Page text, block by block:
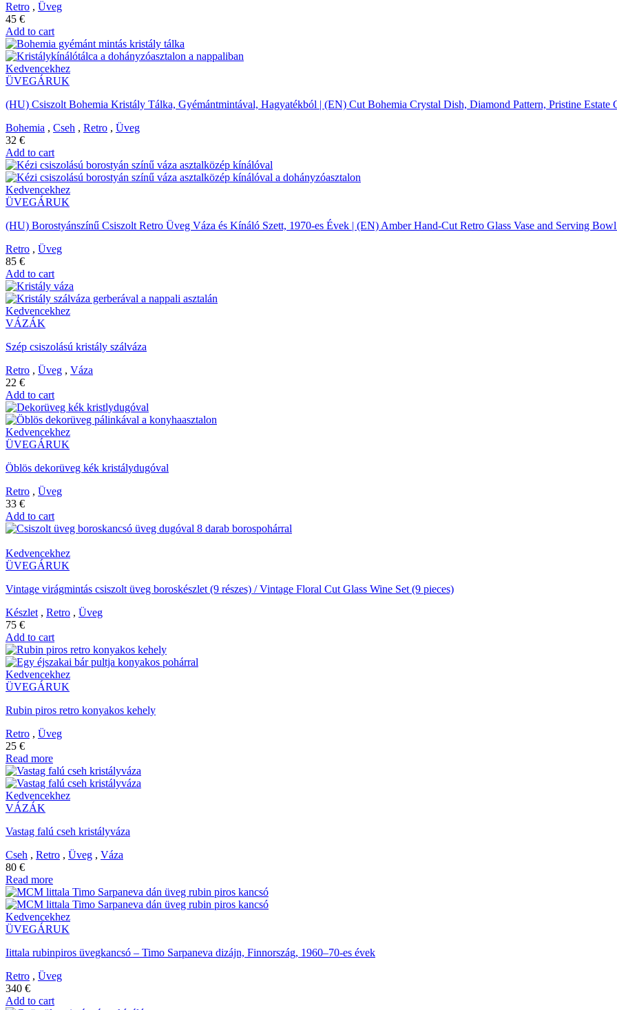
Retro , Üveg
45 €
Add to cart
Kedvencekhez
ÜVEGÁRUK
(HU) Csiszolt Bohemia Kristály Tálka, Gyémántmintával, Hagyatékból | (EN) Cut Bohemia Crystal Dish, Diamond Pattern, Pristine Estate
Bohemia , Cseh , Retro , Üveg
32 €
Add to cart
Kedvencekhez
ÜVEGÁRUK
(HU) Borostyánszínű Csiszolt Retro Üveg Váza és Kínáló Szett, 1970-es Évek | (EN) Amber Hand-Cut Retro Glass Vase and Serving
Retro , Üveg
85 €
Add to cart
Kedvencekhez
VÁZÁK
Szép csiszolású kristály szálváza
Retro , Üveg , Váza
22 €
Add to cart
Kedvencekhez
ÜVEGÁRUK
Öblös dekorüveg kék kristálydugóval
Retro , Üveg
33 €
Add to cart
Kedvencekhez
ÜVEGÁRUK
Vintage virágmintás csiszolt üveg boroskészlet (9 részes) / Vintage Floral Cut Glass Wine Set (9 pieces)
Készlet , Retro , Üveg
75 €
Add to cart
Kedvencekhez
ÜVEGÁRUK
Rubin piros retro konyakos kehely
Retro , Üveg
25 €
Read more
Kedvencekhez
VÁZÁK
Vastag falú cseh kristályváza
Cseh , Retro , Üveg , Váza
80 €
Read more
Kedvencekhez
ÜVEGÁRUK
Iittala rubinpiros üvegkancsó – Timo Sarpaneva dizájn, Finnország, 1960–70-es évek
Retro , Üveg
340 €
Add to cart